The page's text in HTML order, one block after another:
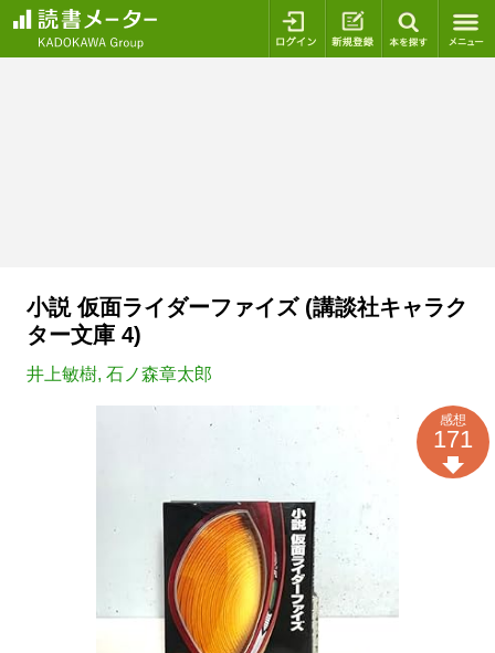
ログイン 新規登録
小説 仮面ライダーファイズ (講談社キャラク
ター文庫 4)
井上敏樹, 石ノ森章太郎
感想
171